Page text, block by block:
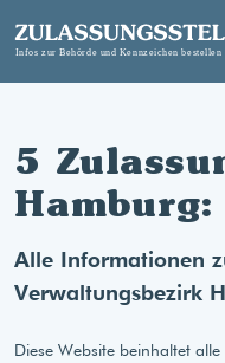
5
Alle Informationen
Verwaltungsbezirk
Diese Website beinhaltet